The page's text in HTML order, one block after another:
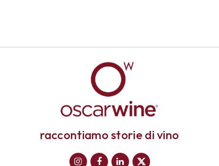
raccontiamo storie di vino